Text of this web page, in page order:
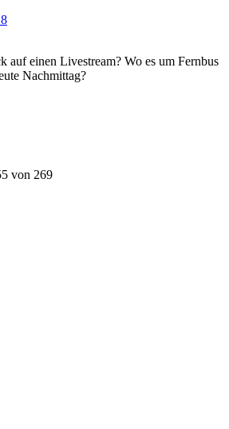
auf einen Livestream? Wo es um Fernbus
Nachmittag?
von 269